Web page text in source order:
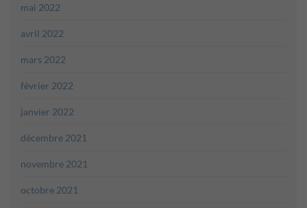
mai 2022
avril 2022
mars 2022
février 2022
janvier 2022
décembre 2021
novembre 2021
octobre 2021